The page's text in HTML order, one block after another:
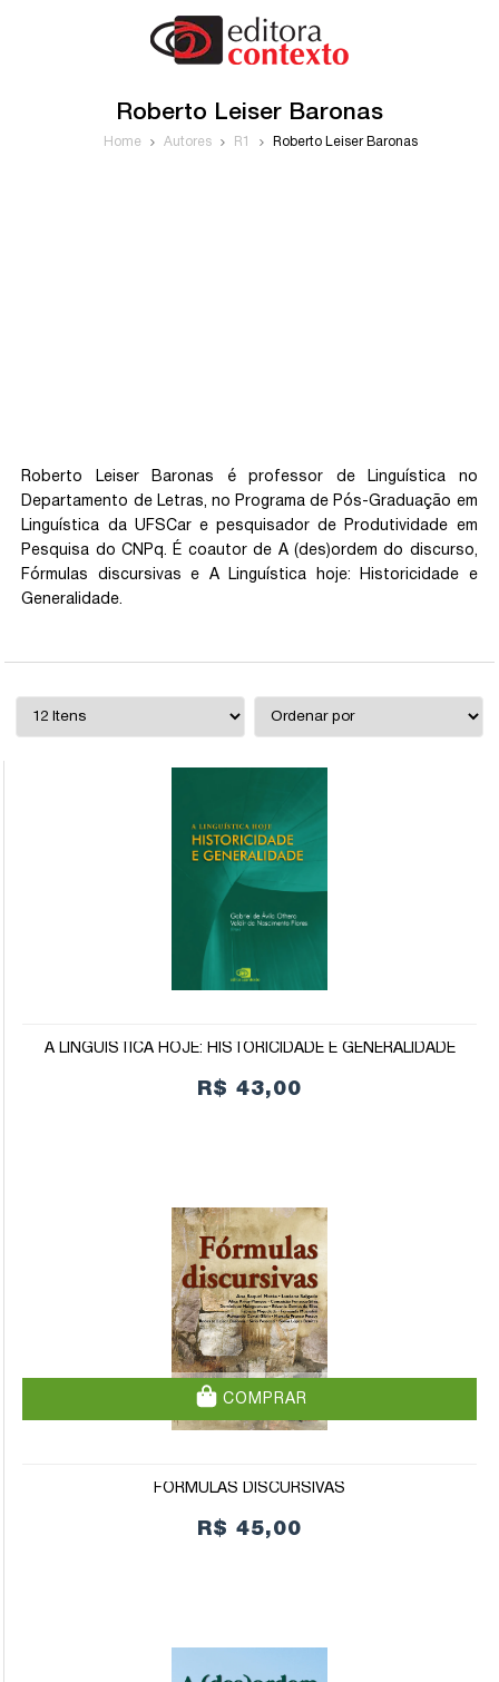
Roberto Leiser Baronas
Home Autores R1 Roberto Leiser Baronas
Roberto Leiser Baronas é professor de Linguística no
Departamento de Letras, no Programa de Pós-Graduação em
Linguística da UFSCar e pesquisador de Produtividade em
Pesquisa do CNPq. É coautor de A (des)ordem do discurso,
Fórmulas discursivas e A Linguística hoje: Historicidade e
Generalidade.
A LINGUÍSTICA HOJE: HISTORICIDADE E GENERALIDADE
R$ 43,00
COMPRAR
FÓRMULAS DISCURSIVAS
R$ 45,00